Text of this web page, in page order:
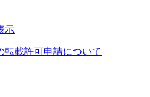
示
転載許可申請について